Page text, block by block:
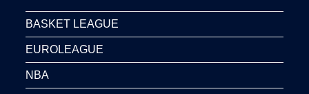
BASKET LEAGUE
EUROLEAGUE
NBA